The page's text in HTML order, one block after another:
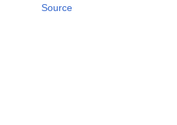
Source